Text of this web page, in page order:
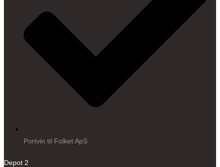
Portvin til Folket ApS
Depot 2